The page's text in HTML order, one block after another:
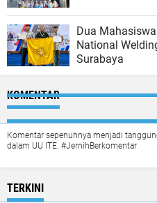
Dua
National
Surabaya
KOMENTAR
Komentar sepenuhnya menjadi
dalam UU ITE. #JernihBerkomentar
TERKINI